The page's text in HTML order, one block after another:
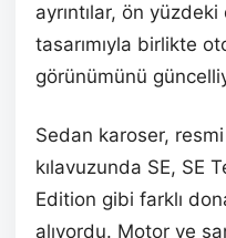
ayrıntılar, ön
tasarımıyla birlikte
görünümünü
Sedan karoser,
kılavuzunda SE, SE
Edition gibi farklı
alıyordu. Motor ve